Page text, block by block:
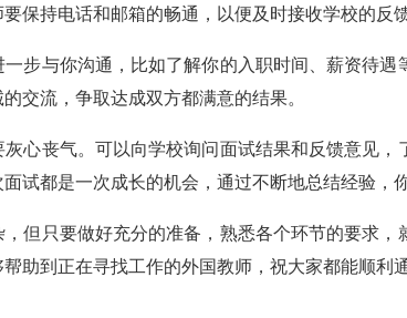
保持电话和邮箱的畅通，以便及时接收学校的反馈
步与你沟通，比如了解你的入职时间、薪资待
交流，争取达成双方都满意的结果。
心丧气。可以向学校询问面试结果和反馈意见
试都是一次成长的机会，通过不断地总结经验，
但只要做好充分的准备，熟悉各个环节的要求
助到正在寻找工作的外国教师，祝大家都能顺利